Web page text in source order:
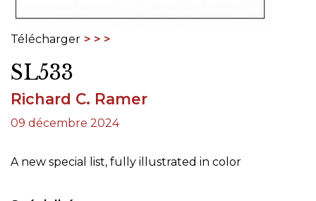
Télécharger
SL533
Richard C. Ramer
09 décembre 2024
A new special list, fully illustrated in color